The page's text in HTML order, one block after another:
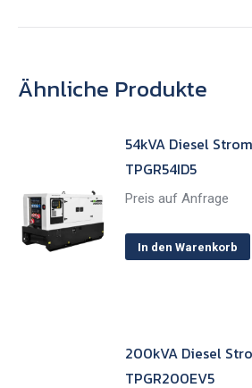
Ähnliche Produkte
54kVA Diesel
TPGR54ID5
Preis auf Anfrage
In den Warenkorb
200kVA Diesel
TPGR200EV5